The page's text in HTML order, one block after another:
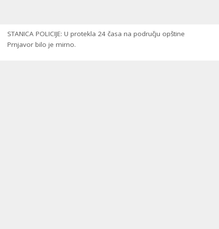
STANICA POLICIJE: U protekla 24 časa na području opštine
Prnjavor bilo je mirno.